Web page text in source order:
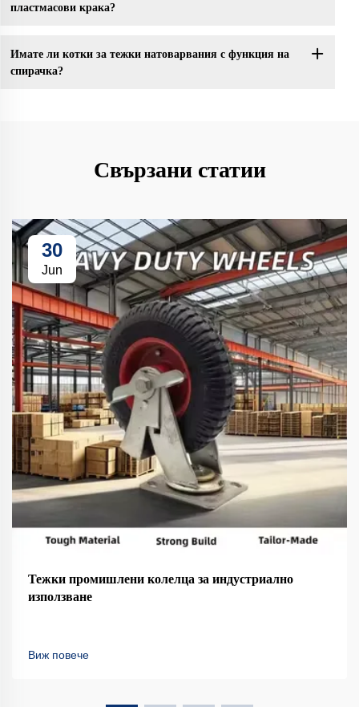
пластмасови крака?
Имате ли котки за тежки натоварвания с функция на
спирачка?
Свързани статии
30
Jun
Тежки промишлени колелца за индустриално
използване
Виж повече